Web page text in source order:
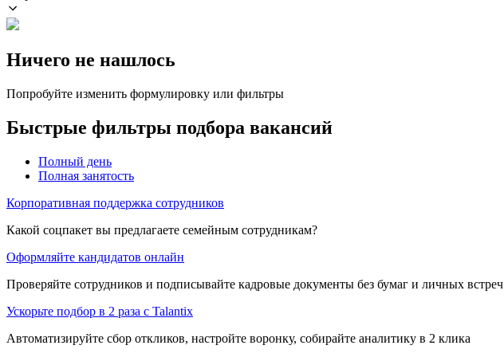
Ничего не нашлось
Попробуйте изменить формулировку или фильтры
Быстрые фильтры подбора вакансий
Полный день
Полная занятость
Корпоративная поддержка сотрудников
Какой соцпакет вы предлагаете семейным сотрудникам?
Оформляйте кандидатов онлайн
Проверяйте сотрудников и подписывайте кадровые документы без бумаг и личных встреч
Ускорьте подбор в 2 раза с Talantix
Автоматизируйте сбор откликов, настройте воронку, собирайте аналитику в 2 клика